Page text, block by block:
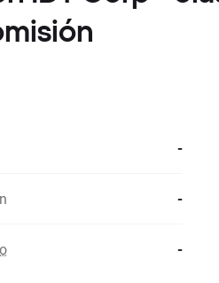
-
-
-